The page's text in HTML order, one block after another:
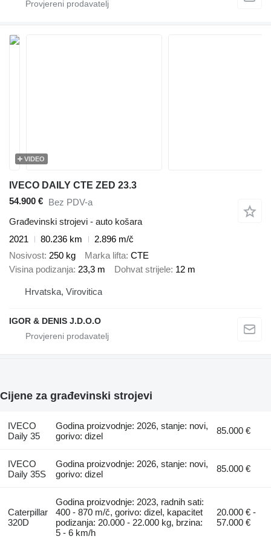
VIDEO
IVECO DAILY CTE ZED 23.3
54.900 € Bez PDV-a
Građevinski strojevi - auto košara
2021
80.236 km
2.896 m/č
Nosivost 250 kg Marka lifta CTE
Visina podizanja 23,3 m Dohvat strijele 12 m
Hrvatska, Virovitica
IGOR & DENIS J.D.O.O
Cijene za građevinski strojevi
IVECO
Daily 35
Godina proizvodnje: 2026, stanje: novi,
gorivo: dizel
85.000 €
IVECO
Daily 35S
Godina proizvodnje: 2026, stanje: novi,
gorivo: dizel
85.000 €
Caterpillar
320D
Godina proizvodnje: 2023, radnih sati:
400 - 870 m/č, gorivo: dizel, kapacitet
podizanja: 20.000 - 22.000 kg, brzina:
5 - 6 km/h
20.000 € -
57.000 €